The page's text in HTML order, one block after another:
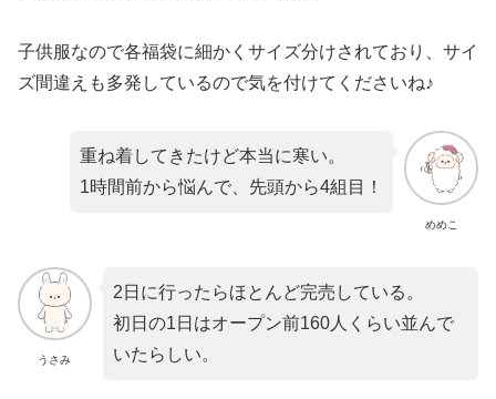
子供服なので各福袋に細かくサイズ分けされており、サイ
ズ間違えも多発しているので気を付けてくださいね♪
めめこ
重ね着してきたけど本当に寒い。
1時間前から悩んで、先頭から4組目！
うさみ
2日に行ったらほとんど完売している。
初日の1日はオープン前160人くらい並んで
いたらしい。